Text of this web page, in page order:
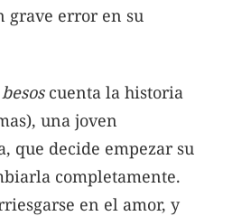
grave error en su
cuenta la historia
una joven
que decide empezar su
completamente.
en el amor, y